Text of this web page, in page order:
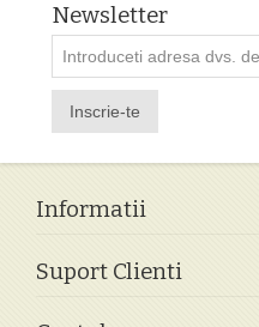
Newsletter
Inscrie-te
Informatii
Suport Clienti